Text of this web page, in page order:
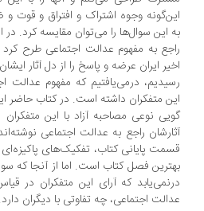
وجوه اشتراک و افتراق و قوت و ضعف
به مفهوم عدالت اجتماعی طرح کرد و به
ایران عرضه و پاسخ را از دل آثار ایشان
درمی‌یافتیم که مفهوم عدالت اجتماعی
متفکران داشته است. در کتاب حاضر این
نوعی مصاحبه آزاد با این متفکران در
راجع به عدالت اجتماعی نوشته‌اند،
پایانی کتاب، تفکیک‌های پاکیزه‌ای صورت
فصل کتاب است. اما از آنجا که سوال‌ها،
که آرای این متفکران در قیاس با
اجتماعی، چه تفاوتی با دیگران دارد.